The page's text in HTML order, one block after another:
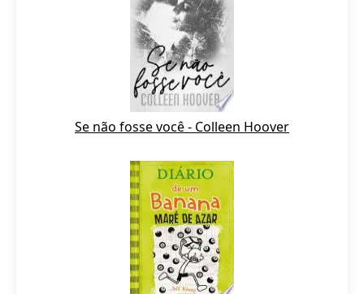
Se não fosse você - Colleen Hoover